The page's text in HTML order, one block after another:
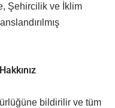
Şehircilik ve İklim
bildirilir ve tüm